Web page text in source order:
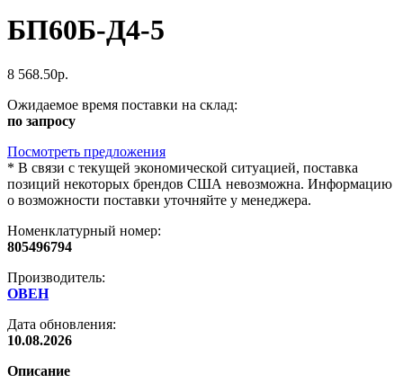
БП60Б-Д4-5
8 568.50р.
Ожидаемое время поставки на склад:
по запросу
Посмотреть предложения
* В связи с текущей экономической ситуацией, поставка
позиций некоторых брендов США невозможна. Информацию
о возможности поставки уточняйте у менеджера.
Номенклатурный номер:
805496794
Производитель:
ОВЕН
Дата обновления:
10.08.2026
Описание